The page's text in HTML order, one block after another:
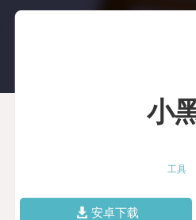
小
工具
安卓下载